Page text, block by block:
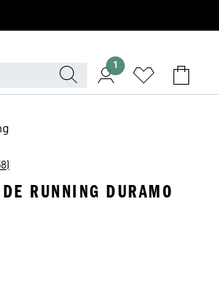
1
RUNNING DURAMO